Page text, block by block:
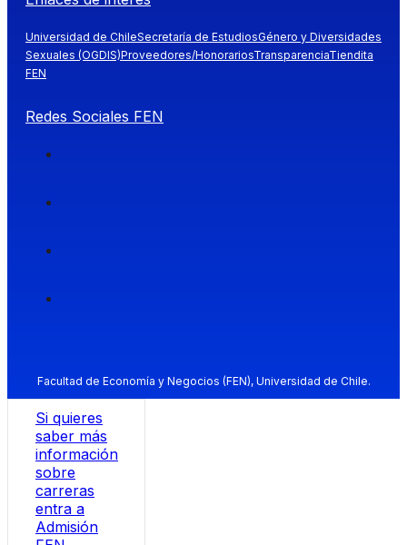
Universidad de ChileSecretaría de EstudiosGénero y Diversidades
Sexuales (OGDIS)Proveedores/HonorariosTransparenciaTiendita
FEN
Redes Sociales FEN
Facultad de Economía y Negocios (FEN), Universidad de Chile.
Si quieres
saber más
información
sobre
carreras
entra a
Admisión